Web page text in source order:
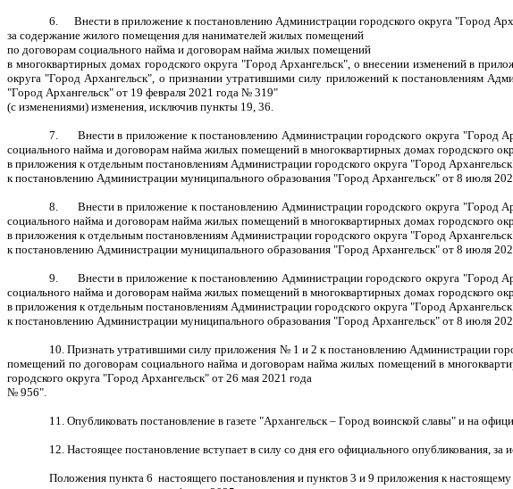
6. Внести в приложение к постановлению Администрации городского округа "Город
за содержание жилого помещения для нанимателей жилых помещений
по договорам социального найма и договорам найма жилых помещений
в многоквартирных домах городского округа "Город Архангельск", о внесении изменений в
округа "Город Архангельск", о признании утратившими силу приложений к постановлениям
"Город Архангельск" от 19 февраля 2021 года № 319"
(с изменениями) изменения, исключив пункты 19, 36.
7. Внести в приложение к постановлению Администрации городского округа "Город
социального найма и договорам найма жилых помещений в многоквартирных домах городского
в приложения к отдельным постановлениям Администрации городского округа "Город
к постановлению Администрации муниципального образования "Город Архангельск" от 8 июля
8. Внести в приложение к постановлению Администрации городского округа "Город
социального найма и договорам найма жилых помещений в многоквартирных домах городского
в приложения к отдельным постановлениям Администрации городского округа "Город
к постановлению Администрации муниципального образования "Город Архангельск" от 8 июля
9. Внести в приложение к постановлению Администрации городского округа "Город
социального найма и договорам найма жилых помещений в многоквартирных домах городского
в приложения к отдельным постановлениям Администрации городского округа "Город
к постановлению Администрации муниципального образования "Город Архангельск" от 8 июля
10. Признать утратившими силу приложения № 1 и 2 к постановлению Администрации
помещений по договорам социального найма и договорам найма жилых помещений в
городского округа "Город Архангельск" от 26 мая 2021 года
№ 956".
11. Опубликовать постановление в газете "Архангельск – Город воинской славы" и на
12. Настоящее постановление вступает в силу со дня его официального опубликования,
Положения пункта 6 настоящего постановления и пунктов 3 и 9 приложения к